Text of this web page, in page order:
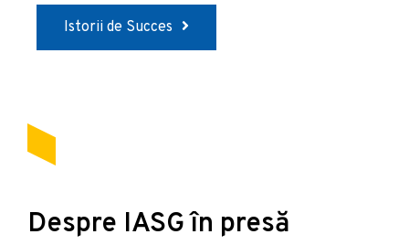
Istorii de Succes
Despre IASG în presă